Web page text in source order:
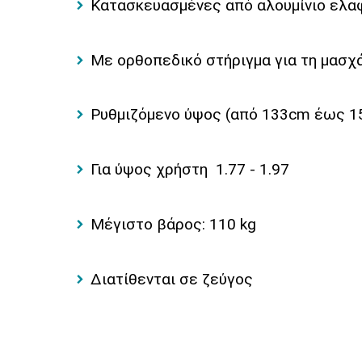
Κατασκευασμένες από αλουμίνιο
Με ορθοπεδικό στήριγμα για τη
Ρυθμιζόμενο ύψος (από 133cm έως
Για ύψος χρήστη 1.77 - 1.97
Μέγιστο βάρος: 110 kg
Διατίθενται σε ζεύγος